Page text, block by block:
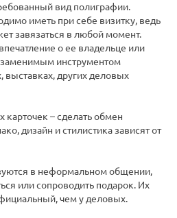
вид полиграфии.
иметь при себе визитку, ведь
завязаться в любой момент.
о ее владельце или
инструментом
выставках, других деловых
карточек – сделать обмен
дизайн и стилистика зависят от
в неформальном общении,
или сопроводить подарок. Их
чем у деловых.